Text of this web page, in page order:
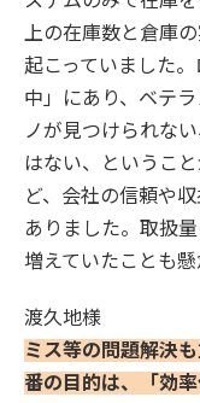
上の在庫数と倉庫
起こっていました
中」にあり、ベテ
ノが見つけられな
はない、というこ
ど、会社の信頼や
ありました。取扱
増えていたことも懸
渡久地様
ミス等の問題解決
番の目的は、「効